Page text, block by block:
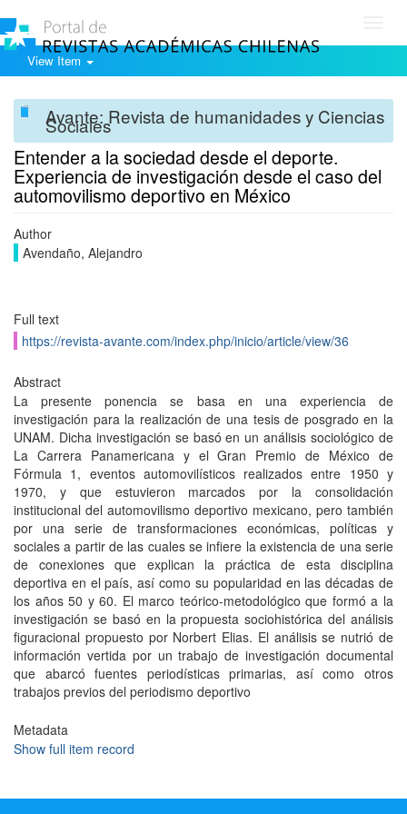
View Item
Avante: Revista de humanidades y Ciencias
Sociales
Entender a la sociedad desde el deporte.
Experiencia de investigación desde el caso del
automovilismo deportivo en México
Author
Avendaño, Alejandro
Full text
https://revista-avante.com/index.php/inicio/article/view/36
Abstract
La presente ponencia se basa en una experiencia de
investigación para la realización de una tesis de posgrado en la
UNAM. Dicha investigación se basó en un análisis sociológico de
La Carrera Panamericana y el Gran Premio de México de
Fórmula 1, eventos automovilísticos realizados entre 1950 y
1970, y que estuvieron marcados por la consolidación
institucional del automovilismo deportivo mexicano, pero también
por una serie de transformaciones económicas, políticas y
sociales a partir de las cuales se infiere la existencia de una serie
de conexiones que explican la práctica de esta disciplina
deportiva en el país, así como su popularidad en las décadas de
los años 50 y 60. El marco teórico-metodológico que formó a la
investigación se basó en la propuesta sociohistórica del análisis
figuracional propuesto por Norbert Elias. El análisis se nutrió de
información vertida por un trabajo de investigación documental
que abarcó fuentes periodísticas primarias, así como otros
trabajos previos del periodismo deportivo
Metadata
Show full item record